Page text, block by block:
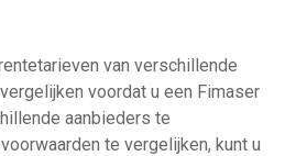
van verschillende
voordat u een Fimaser
aanbieders te
te vergelijken, kunt u